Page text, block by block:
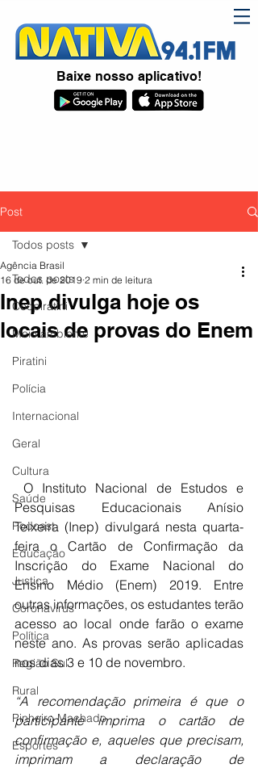
Baixe nosso aplicativo!
Post
Todos posts
Coopiratini
Meio ambiente
Piratini
Polícia
Internacional
Geral
Cultura
Saúde
Podcast
Educação
Justiça
Coronavírus
Política
Região Sul
Rural
Pinheiro Machado
Esportes
Todos posts
Inep divulga hoje os
locais de provas do Enem
Agência Brasil
16 de out. de 2019 2 min de leitura
Pesquisas Educacionais Anísio
Teixeira (Inep) divulgará nesta quarta-
feira o Cartão de Confirmação da
Inscrição do Exame Nacional do
Ensino Médio (Enem) 2019. Entre
outras informações, os estudantes terão
acesso ao local onde farão o exame
neste ano. As provas serão aplicadas
nos dias 3 e 10 de novembro.
“A recomendação primeira é que o
participante imprima o cartão de
confirmação e, aqueles que precisam,
imprimam a declaração de